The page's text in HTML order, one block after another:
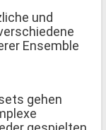
und
Ensemble
gehen